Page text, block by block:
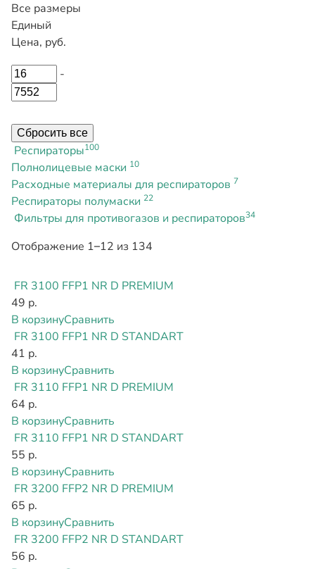
Все размеры
Единый
Цена, руб.
-
Сбросить все
Респираторы100
Полнолицевые маски 10
Расходные материалы для респираторов 7
Респираторы полумаски 22
Фильтры для противогазов и респираторов34
Отображение 1–12 из 134
FR 3100 FFP1 NR D PREMIUM
49 р.
В корзинуСравнить
FR 3100 FFP1 NR D STANDART
41 р.
В корзинуСравнить
FR 3110 FFP1 NR D PREMIUM
64 р.
В корзинуСравнить
FR 3110 FFP1 NR D STANDART
55 р.
В корзинуСравнить
FR 3200 FFP2 NR D PREMIUM
65 р.
В корзинуСравнить
FR 3200 FFP2 NR D STANDART
56 р.